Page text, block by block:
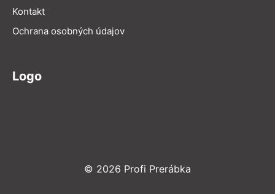
Kontakt
Ochrana osobných údajov
Logo
© 2026 Profi Prerábka